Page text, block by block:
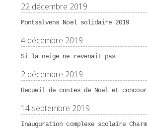
22 décembre 2019
Montsalvens Noël solidaire 2019
4 décembre 2019
Si la neige ne revenait pas
2 décembre 2019
Recueil de contes de Noël et
14 septembre 2019
Inauguration complexe scolaire